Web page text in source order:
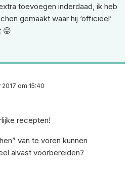
toevoegen inderdaad, ik heb
gemaakt waar hij ‘officieel’
😛
om 15:40
recepten!
van te voren kunnen
alvast voorbereiden?